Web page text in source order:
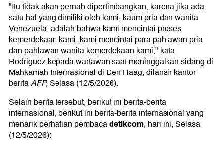
"Itu tidak akan pernah dipertimbangkan, karena jika ada
satu hal yang dimiliki oleh kami, kaum pria dan wanita
Venezuela, adalah bahwa kami mencintai proses
kemerdekaan kami, kami mencintai para pahlawan pria
dan pahlawan wanita kemerdekaan kami," kata
Rodriguez kepada wartawan saat meninggalkan sidang di
Mahkamah Internasional di Den Haag, dilansir kantor
beritaAFP,Selasa (12/5/2026).
Selain berita tersebut, berikut ini berita-berita
internasional, berikut ini berita-berita internasional yang
menarik perhatian pembacadetikcom, hari ini, Selasa
(12/5/2026):